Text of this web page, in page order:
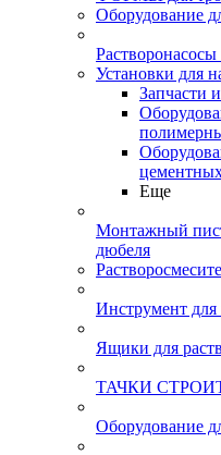
Оборудование
Установки для
Запчасти
Еще
Монтажный
дюбеля
Инструмент для
Ящики для
ТАЧКИ
Оборудование